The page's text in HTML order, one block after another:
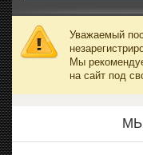
Уважаемый
Мы
на сайт под